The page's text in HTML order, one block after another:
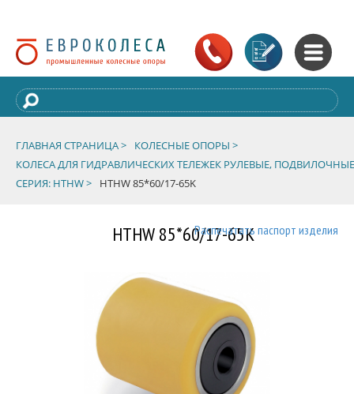
ГЛАВНАЯ СТРАНИЦА >
КОЛЕСНЫЕ ОПОРЫ >
КОЛЕСА ДЛЯ ГИДРАВЛИЧЕСКИХ ТЕЛЕЖЕК РУЛЕВЫЕ,
СЕРИЯ: HTHW >
HTHW 85*60/17-65K
HTHW 85*60/17-65KРаспечатать паспорт изделия